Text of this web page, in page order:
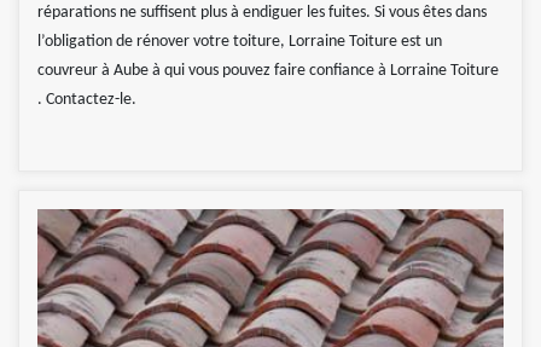
réparations ne suffisent plus à endiguer les fuites. Si vous êtes dans
l’obligation de rénover votre toiture, Lorraine Toiture est un
couvreur à Aube à qui vous pouvez faire confiance à Lorraine Toiture
. Contactez-le.